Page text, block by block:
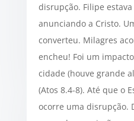
disrupção. Filipe
anunciando a Cristo.
converteu. Milagres
encheu! Foi um
cidade (houve grande
(Atos 8.4-8). Até que o
ocorre uma disrupção.